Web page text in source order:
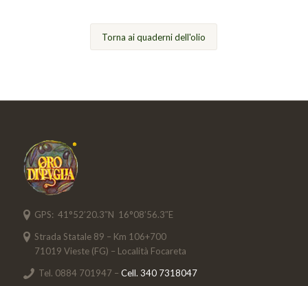
Torna ai quaderni dell'olio
GPS: 41°52’20.3″N 16°08’56.3″E
Strada Statale 89 – Km 106+700
71019 Vieste (FG) – Località Focareta
Tel. 0884 701947 –Cell. 340 7318047